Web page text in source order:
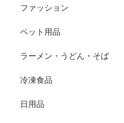
ファッション
ペット用品
ラーメン・うどん・そば
冷凍食品
日用品